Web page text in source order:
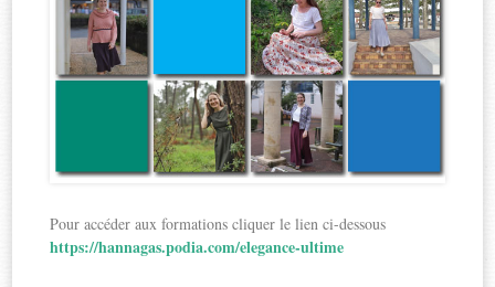
Pour accéder aux formations cliquer le lien ci-dessous
https://hannagas.podia.com/elegance-ultime